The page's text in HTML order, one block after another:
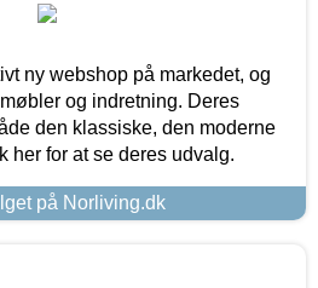
ny webshop på markedet, og
og indretning. Deres
den klassiske, den moderne
her for at se deres udvalg.
på Norliving.dk